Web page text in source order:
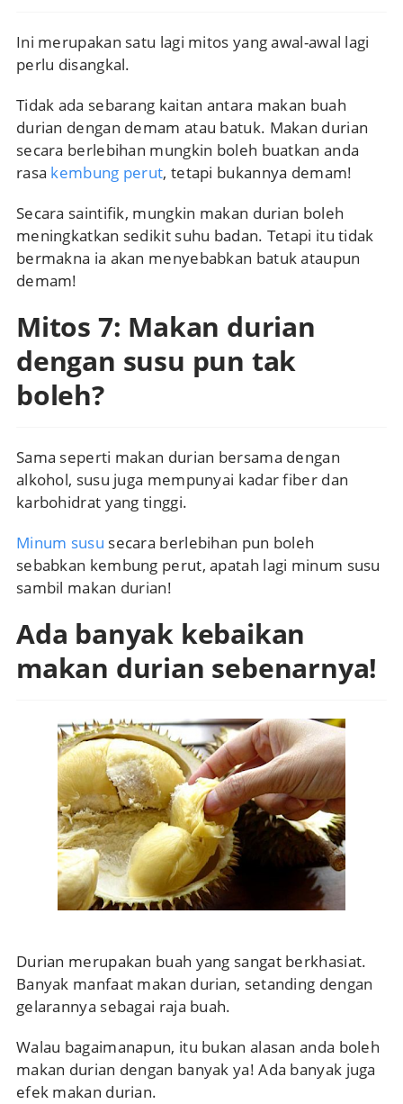
Ini merupakan satu lagi mitos yang awal-awal lagi
perlu disangkal.
Tidak ada sebarang kaitan antara makan buah
durian dengan demam atau batuk. Makan durian
secara berlebihan mungkin boleh buatkan anda
rasa kembung perut, tetapi bukannya demam!
Secara saintifik, mungkin makan durian boleh
meningkatkan sedikit suhu badan. Tetapi itu tidak
bermakna ia akan menyebabkan batuk ataupun
demam!
Mitos 7: Makan durian
dengan susu pun tak
boleh?
Sama seperti makan durian bersama dengan
alkohol, susu juga mempunyai kadar fiber dan
karbohidrat yang tinggi.
Minum susu secara berlebihan pun boleh
sebabkan kembung perut, apatah lagi minum susu
sambil makan durian!
Ada banyak kebaikan
makan durian sebenarnya!
Durian merupakan buah yang sangat berkhasiat.
Banyak manfaat makan durian, setanding dengan
gelarannya sebagai raja buah.
Walau bagaimanapun, itu bukan alasan anda boleh
makan durian dengan banyak ya! Ada banyak juga
efek makan durian.